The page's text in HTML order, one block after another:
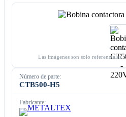
Las imágenes son solo referenciales.
Número de parte:
CTB500-H5
Fabricante: